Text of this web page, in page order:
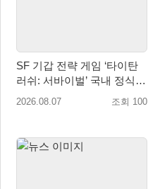
SF 기갑 전략 게임 ‘타이탄
러쉬: 서바이벌’ 국내 정식
출시
2026.08.07 조회 100